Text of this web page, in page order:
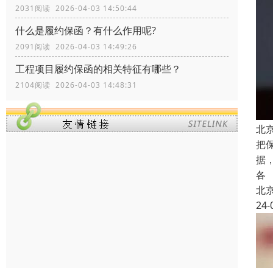
2031阅读 2026-04-03 14:50:44
什么是履约保函？有什么作用呢?
2091阅读 2026-04-03 14:49:26
工程项目履约保函的相关特征有哪些？
2104阅读 2026-04-03 14:48:31
北
把
据
各
北
24-